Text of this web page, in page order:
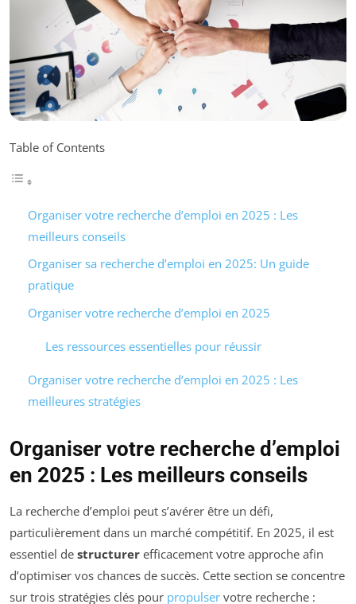
Table of Contents
Organiser votre recherche d’emploi en 2025 : Les
meilleurs conseils
Organiser sa recherche d’emploi en 2025: Un guide
pratique
Organiser votre recherche d’emploi en 2025
Les ressources essentielles pour réussir
Organiser votre recherche d’emploi en 2025 : Les
meilleures stratégies
Organiser votre recherche d’emploi
en 2025 : Les meilleurs conseils
La recherche d’emploi peut s’avérer être un défi,
particulièrement dans un marché compétitif. En 2025, il est
essentiel de structurer efficacement votre approche afin
d’optimiser vos chances de succès. Cette section se concentre
sur trois stratégies clés pour propulser votre recherche :